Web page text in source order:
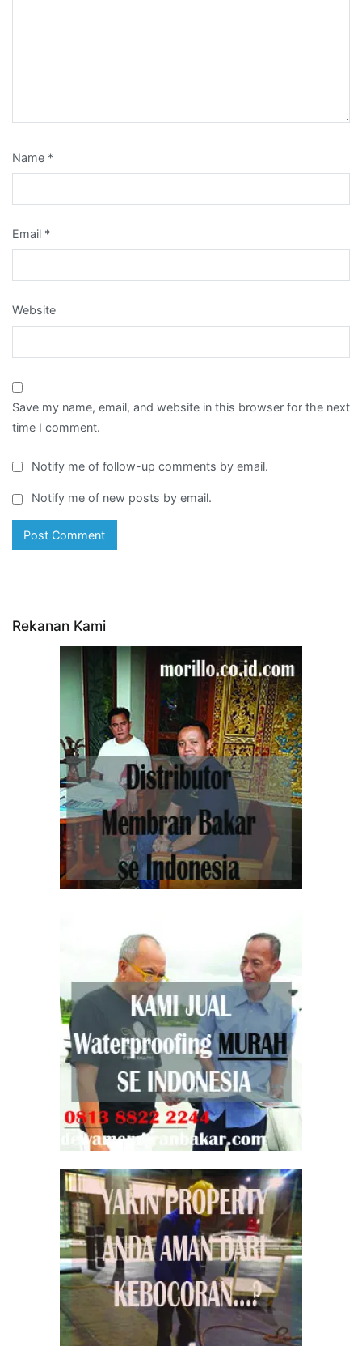
Name *
Email *
Website
Save my name, email, and website in this browser for the next
time I comment.
Notify me of follow-up comments by email.
Notify me of new posts by email.
Rekanan Kami